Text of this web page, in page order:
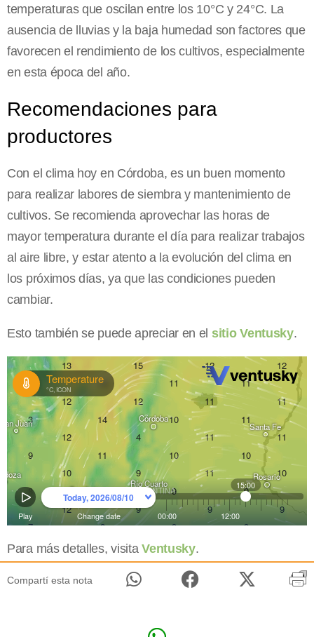
temperaturas que oscilan entre los 10°C y 24°C. La
ausencia de lluvias y la baja humedad son factores que
favorecen el rendimiento de los cultivos, especialmente
en esta época del año.
Recomendaciones para
productores
Con el clima hoy en Córdoba, es un buen momento
para realizar labores de siembra y mantenimiento de
cultivos. Se recomienda aprovechar las horas de
mayor temperatura durante el día para realizar trabajos
al aire libre, y estar atento a la evolución del clima en
los próximos días, ya que las condiciones pueden
cambiar.
Esto también se puede apreciar en el sitio Ventusky.
Para más detalles, visitaVentusky.
Compartí esta nota